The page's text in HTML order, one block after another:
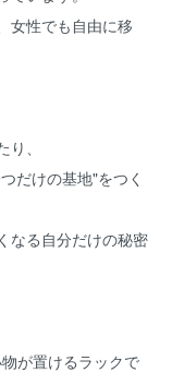
女性でも自由に移
、
だけの基地"をつく
なる自分だけの秘密
が置けるラックで